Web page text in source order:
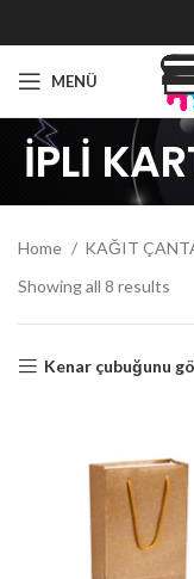
MENÜ
İPLİ
Home KAĞIT
Showing all 8 results
Kenar çubuğunu